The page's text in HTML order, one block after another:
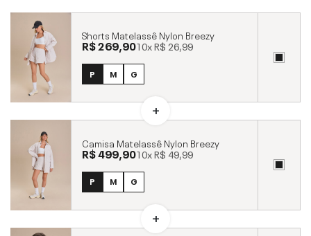
Shorts Matelassê Nylon Breezy
R$ 269,9010xR$ 26,99
P M G
Camisa Matelassê Nylon Breezy
R$ 499,9010xR$ 49,99
P M G